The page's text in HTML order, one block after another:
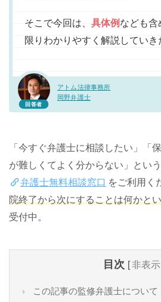
回答者
アトム法律事務所
岡野弁護士
そこで今回は、 具体例 なども含
限りわかりやすく解説していき
「今すぐ弁護士に相談したい」「
が難しくてよく分からない」とい
弁護士無料相談窓口 をご利用く
院終了から次にすることは何かと
受付中。
目次 [非表示
この記事の監修弁護士について